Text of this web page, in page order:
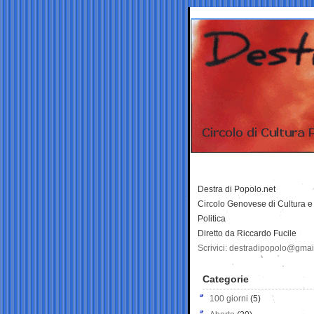
Destra di Popolo.net
Circolo Genovese di Cultura e
Politica
Diretto da Riccardo Fucile
Scrivici:
Categorie
100 giorni (5)